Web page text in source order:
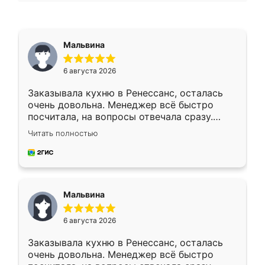
Мальвина
6 августа 2026
Заказывала кухню в Ренессанс, осталась
очень довольна. Менеджер всё быстро
посчитала, на вопросы отвечала сразу.
Замерщик приехал в субботу, подошёл к
делу со всей ответственностью. Собрали
за день, ребята работали аккуратно, даже
Читать полностью
Мальвина
6 августа 2026
Заказывала кухню в Ренессанс, осталась
очень довольна. Менеджер всё быстро